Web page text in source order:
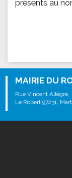
présents au
MAIRIE DU
Rue Vincent Allègre,
Le Robert 97231,